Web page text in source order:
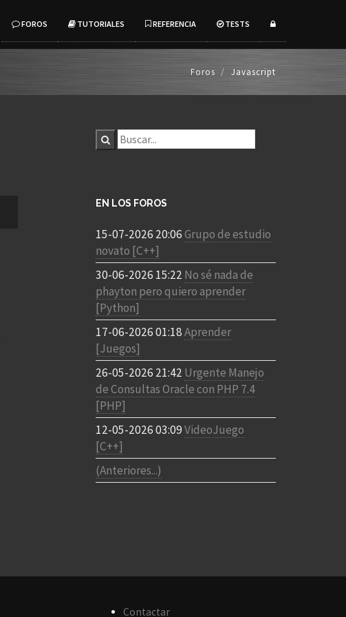
FOROS TUTORIALES REFERENCIA TESTS
Foros Javascript
EN LOS FOROS
15-07-2026 20:06Grupo de estudio
novato [C++]
30-06-2026 15:22 No sé nada de
phayton pero quiero aprender
[Python]
17-06-2026 01:18Aprender
[Juegos]
26-05-2026 21:42 Urgente Manejo
de Consultas Oracle con PHP 7.4
[PHP]
12-05-2026 03:09VideoJuego
[C++]
(Anteriores...)
Contactar